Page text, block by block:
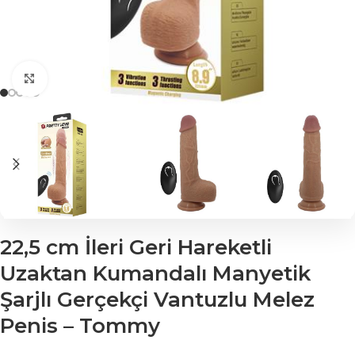
Click to enlarge
22,5 cm İleri Geri Hareketli
Uzaktan Kumandalı Manyetik
Şarjlı Gerçekçi Vantuzlu Melez
Penis – Tommy